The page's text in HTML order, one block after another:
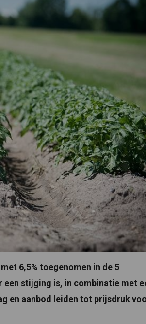
6,5% toegenomen in de 5
een stijging is, in combinatie met
en aanbod leiden tot prijsdruk